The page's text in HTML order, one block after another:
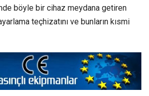
böyle bir cihaz meydana getiren
teçhizatını ve bunların kısmi